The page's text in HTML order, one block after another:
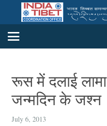
रूस में दलाई
जन्मदिन के जश्न
July 6, 2013